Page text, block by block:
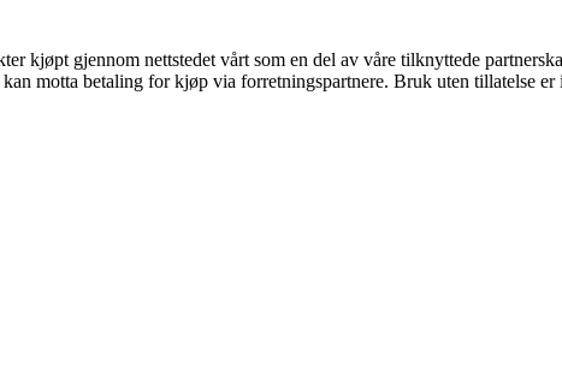
kjøpt gjennom nettstedet vårt som en del av våre tilknyttede
motta betaling for kjøp via forretningspartnere. Bruk uten tillatelse er